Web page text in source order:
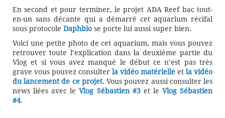
En second et pour terminer, le projet ADA Reef bac tout-
en-un sans décante qui a démarré cet aquarium récifal
sous protocole Daphbio se porte lui aussi super bien.
Voici une petite photo de cet aquarium, mais vous pouvez
retrouver toute l’explication dans la deuxième partie du
Vlog et si vous avez manqué le début ce n’est pas très
grave vous pouvez consulter la vidéo matérielle et la vidéo
du lancement de ce projet.Vous pouvez aussi consulter les
news liées avec leVlog Sébastien #3et le Vlog Sébastien
#4.